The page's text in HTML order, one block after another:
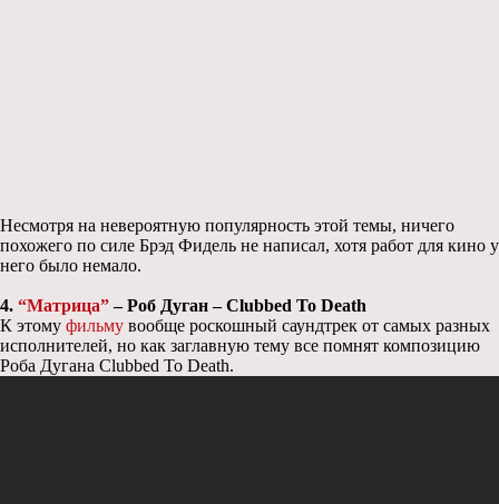
Несмотря на невероятную популярность этой темы, ничего
похожего по силе Брэд Фидель не написал, хотя работ для кино у
него было немало.
4. “Матрица”– Роб Дуган – Clubbed To Death
К этому фильму вообще роскошный саундтрек от самых разных
исполнителей, но как заглавную тему все помнят композицию
Роба Дугана Clubbed To Death.